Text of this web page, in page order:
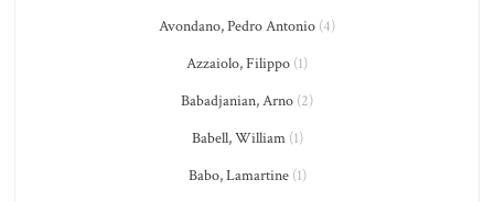
Avondano, Pedro Antonio (4)
Azzaiolo, Filippo (1)
Babadjanian, Arno (2)
Babell, William(1)
Babo, Lamartine(1)